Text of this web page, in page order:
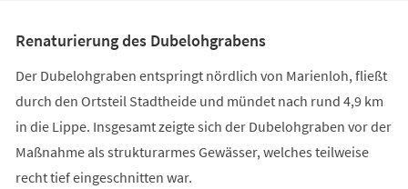
Renaturierung des Dubelohgrabens
Der Dubelohgraben entspringt nördlich von Marienloh, fließt
durch den Ortsteil Stadtheide und mündet nach rund 4,9 km
in die Lippe. Insgesamt zeigte sich der Dubelohgraben vor der
Maßnahme als strukturarmes Gewässer, welches teilweise
recht tief eingeschnitten war.